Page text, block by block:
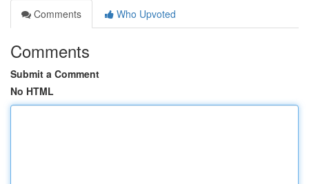
Comments
Who Upvoted
Comments
Submit a Comment
No HTML